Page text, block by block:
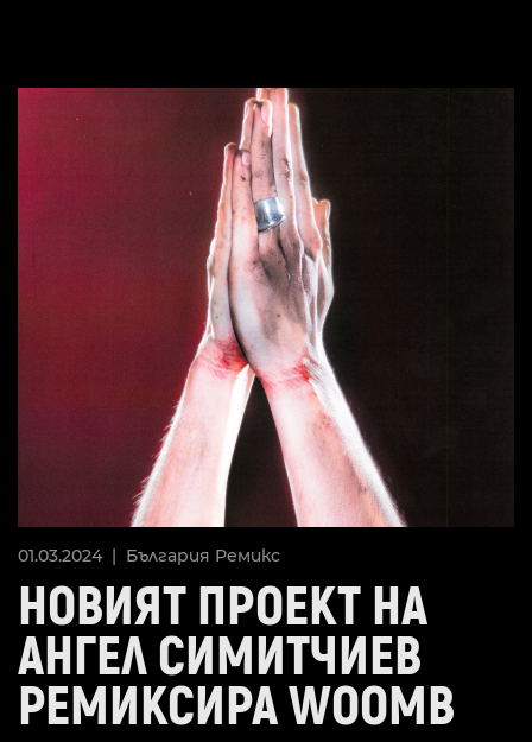
01.03.2024 | България Ремикс
НОВИЯТ ПРОЕКТ НА
АНГЕЛ СИМИТЧИЕВ
РЕМИКСИРА WOOMB